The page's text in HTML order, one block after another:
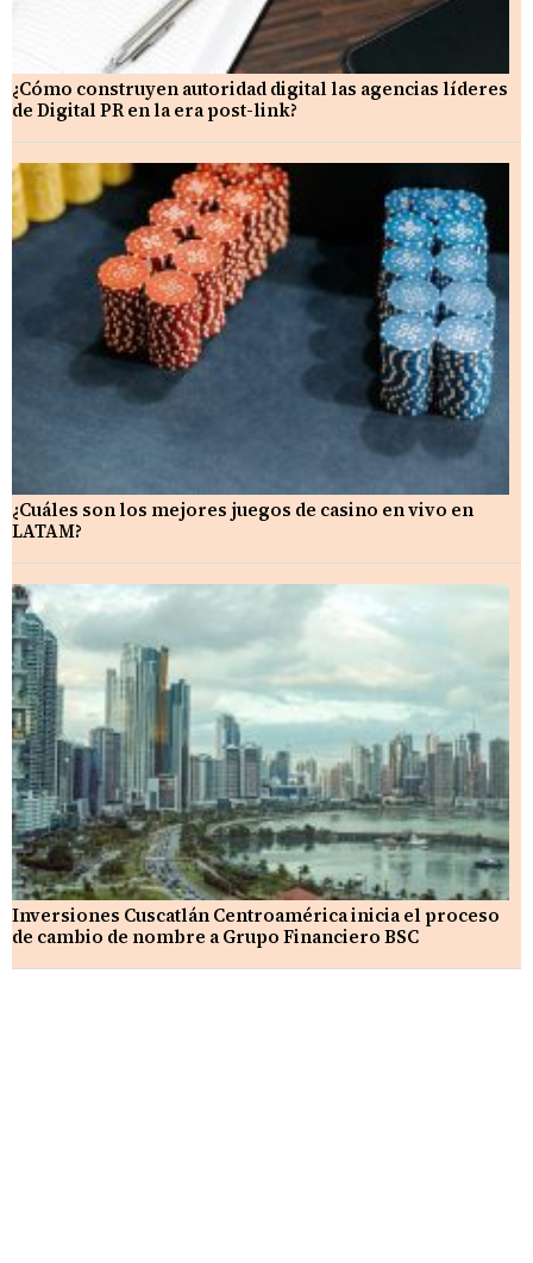
¿Cómo construyen autoridad digital las agencias líderes
de Digital PR en la era post-link?
¿Cuáles son los mejores juegos de casino en vivo en
LATAM?
Inversiones Cuscatlán Centroamérica inicia el proceso
de cambio de nombre a Grupo Financiero BSC